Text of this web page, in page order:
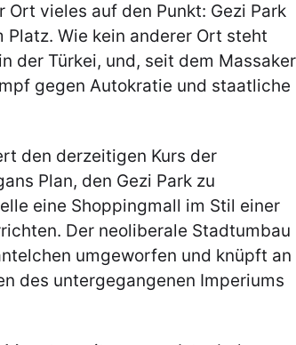
vieles auf den Punkt: Gezi Park
Wie kein anderer Ort steht
der Türkei, und, seit dem Massaker
gegen Autokratie und staatliche
den derzeitigen Kurs der
Plan, den Gezi Park zu
eine Shoppingmall im Stil einer
Der neoliberale Stadtumbau
umgeworfen und knüpft an
des untergegangenen Imperiums